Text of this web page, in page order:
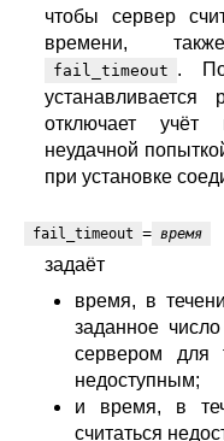
чтобы сервер
времени,
fail_timeout . По
отключает
неудачной
при установке
fail_timeout = время
задаёт
время, в
заданное
сервером для
недоступным;
и время, в
считаться